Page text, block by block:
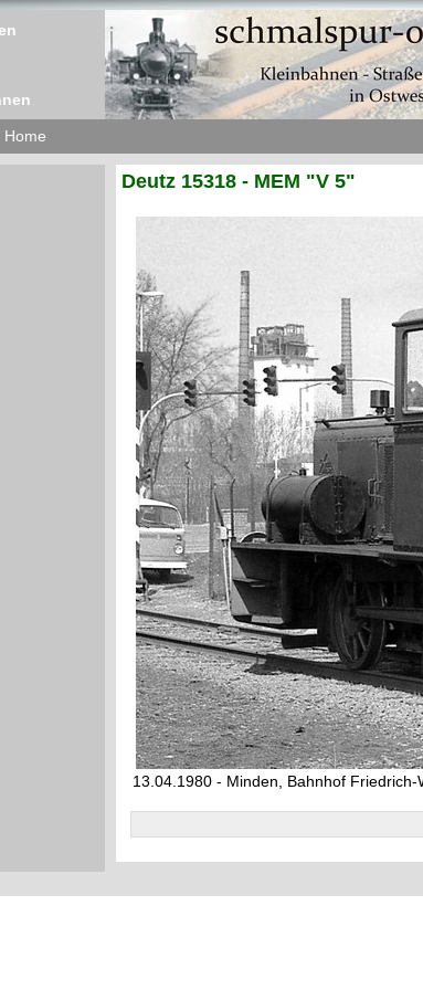
Home
Deutz 15318 - MEM "V 5"
13.04.1980 - Minden, Bahnhof Friedrich-